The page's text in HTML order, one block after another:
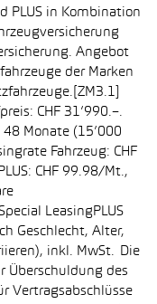
PLUS in Kombination
Angebot
der Marken
CHF 31’990.–.
Monate (15’000
Fahrzeug: CHF
CHF 99.98/Mt.,
LeasingPLUS
Geschlecht, Alter,
inkl. MwSt. Die
Überschuldung des
Vertragsabschlüsse